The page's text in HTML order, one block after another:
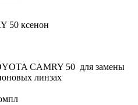
50 ксенон
CAMRY 50 для замены
линзах